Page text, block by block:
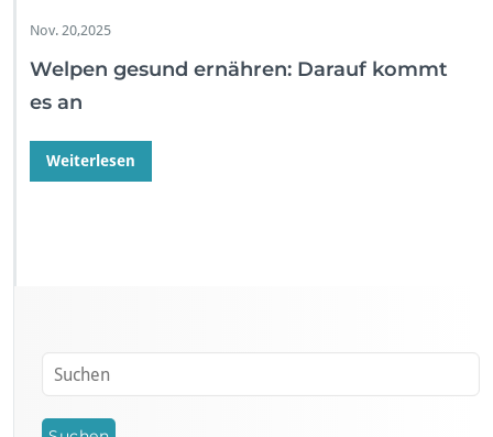
Nov. 20,2025
Welpen gesund ernähren: Darauf kommt
es an
Weiterlesen